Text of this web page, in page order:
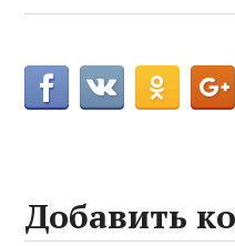
Добавить